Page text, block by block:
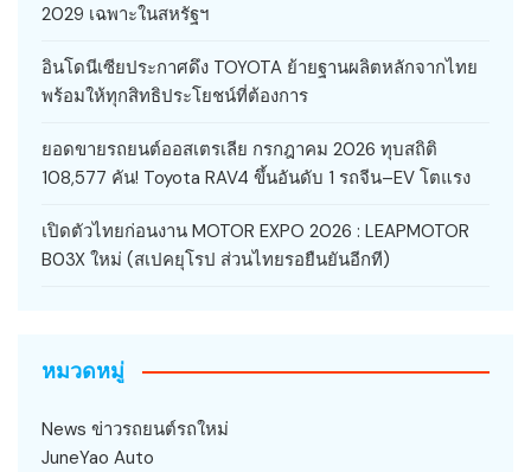
2029 เฉพาะในสหรัฐฯ
อินโดนีเซียประกาศดึง TOYOTA ย้ายฐานผลิตหลักจากไทย
พร้อมให้ทุกสิทธิประโยชน์ที่ต้องการ
ยอดขายรถยนต์ออสเตรเลีย กรกฎาคม 2026 ทุบสถิติ
108,577 คัน! Toyota RAV4 ขึ้นอันดับ 1 รถจีน–EV โตแรง
เปิดตัวไทยก่อนงาน MOTOR EXPO 2026 : LEAPMOTOR
B03X ใหม่ (สเปคยุโรป ส่วนไทยรอยืนยันอีกที)
หมวดหมู่
News ข่าวรถยนต์รถใหม่
JuneYao Auto